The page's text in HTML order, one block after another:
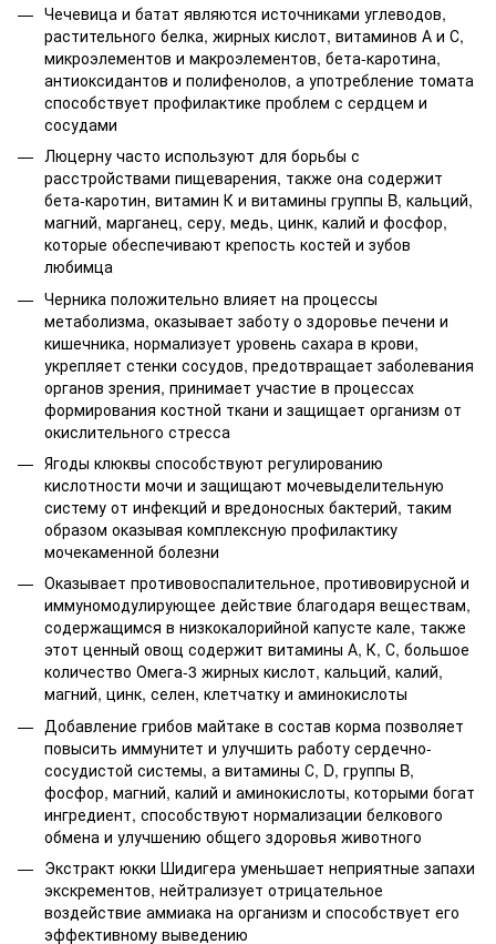
Чечевица и батат являются источниками углеводов,
растительного белка, жирных кислот, витаминов А и С,
микроэлементов и макроэлементов, бета-каротина,
антиоксидантов и полифенолов, а употребление томата
способствует профилактике проблем с сердцем и
сосудами
Люцерну часто используют для борьбы с
расстройствами пищеварения, также она содержит
бета-каротин, витамин К и витамины группы B, кальций,
магний, марганец, серу, медь, цинк, калий и фосфор,
которые обеспечивают крепость костей и зубов
любимца
Черника положительно влияет на процессы
метаболизма, оказывает заботу о здоровье печени и
кишечника, нормализует уровень сахара в крови,
укрепляет стенки сосудов, предотвращает заболевания
органов зрения, принимает участие в процессах
формирования костной ткани и защищает организм от
окислительного стресса
Ягоды клюквы способствуют регулированию
кислотности мочи и защищают мочевыделительную
систему от инфекций и вредоносных бактерий, таким
образом оказывая комплексную профилактику
мочекаменной болезни
Оказывает противовоспалительное, противовирусной и
иммуномодулирующее действие благодаря веществам,
содержащимся в низкокалорийной капусте кале, также
этот ценный овощ содержит витамины А, К, С, большое
количество Омега-3 жирных кислот, кальций, калий,
магний, цинк, селен, клетчатку и аминокислоты
Добавление грибов майтаке в состав корма позволяет
повысить иммунитет и улучшить работу сердечно-
сосудистой системы, а витамины С, D, группы B,
фосфор, магний, калий и аминокислоты, которыми богат
ингредиент, способствуют нормализации белкового
обмена и улучшению общего здоровья животного
Экстракт юкки Шидигера уменьшает неприятные запахи
экскрементов, нейтрализует отрицательное
воздействие аммиака на организм и способствует его
эффективному выведению